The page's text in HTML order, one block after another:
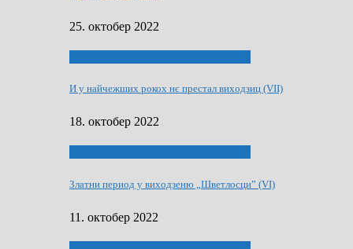
25. октобер 2022
И у найчежших рокох нє престал виходзиц (VII)
18. октобер 2022
Златни период у виходзеню „Шветлосци” (VI)
11. октобер 2022